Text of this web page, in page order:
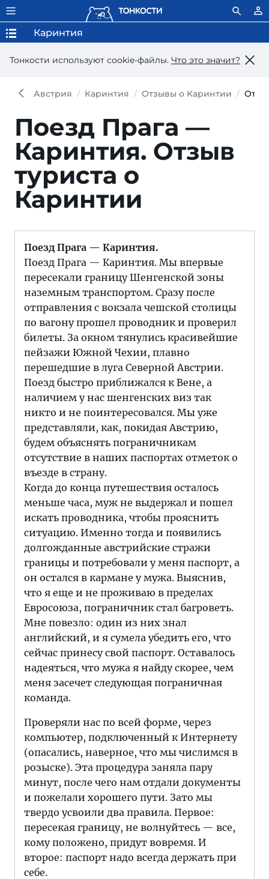
Тонкости используют сookie-файлы. Что это значит?
Каринтия
Австрия Каринтия Отзывы о Каринтии
Поезд Прага —
Каринтия. Отзыв
туриста о
Каринтии
Поезд Прага — Каринтия.
Поезд Прага — Каринтия. Мы впервые
пересекали границу Шенгенской зоны
наземным транспортом. Сразу после
отправления с вокзала чешской столицы
по вагону прошел проводник и проверил
билеты. За окном тянулись красивейшие
пейзажи Южной Чехии, плавно
перешедшие в луга Северной Австрии.
Поезд быстро приближался к Вене, а
наличием у нас шенгенских виз так
никто и не поинтересовался. Мы уже
представляли, как, покидая Австрию,
будем объяснять пограничникам
отсутствие в наших паспортах отметок о
въезде в страну.
Когда до конца путешествия осталось
меньше часа, муж не выдержал и пошел
искать проводника, чтобы прояснить
ситуацию. Именно тогда и появились
долгожданные австрийские стражи
границы и потребовали у меня паспорт, а
он остался в кармане у мужа. Выяснив,
что я еще и не проживаю в пределах
Евросоюза, пограничник стал багроветь.
Мне повезло: один из них знал
английский, и я сумела убедить его, что
сейчас принесу свой паспорт. Оставалось
надеяться, что мужа я найду скорее, чем
меня засечет следующая пограничная
команда.
Проверяли нас по всей форме, через
компьютер, подключенный к Интернету
(опасались, наверное, что мы числимся в
розыске). Эта процедура заняла пару
минут, после чего нам отдали документы
и пожелали хорошего пути. Зато мы
твердо усвоили два правила. Первое:
пересекая границу, не волнуйтесь — все,
кому положено, придут вовремя. И
второе: паспорт надо всегда держать при
себе.